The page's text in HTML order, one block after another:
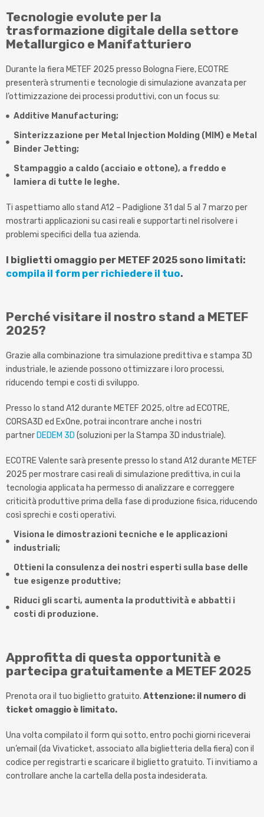
Tecnologie evolute per la
trasformazione digitale della settore
Metallurgico e Manifatturiero
Durante la fiera METEF 2025 presso Bologna Fiere, ECOTRE
presenterà strumenti e tecnologie di simulazione avanzata per
l’ottimizzazione dei processi produttivi, con un focus su:
Additive Manufacturing;
Sinterizzazione per Metal Injection Molding (MIM) e Metal
Binder Jetting;
Stampaggio a caldo (acciaio e ottone), a freddo e
lamiera di tutte le leghe.
Ti aspettiamo allo stand A12 – Padiglione 31 dal 5 al 7 marzo per
mostrarti applicazioni su casi reali e supportarti nel risolvere i
problemi specifici della tua azienda.
I biglietti omaggio per METEF 2025 sono limitati:
compila il form per richiedere il tuo.
Perché visitare il nostro stand a METEF
2025?
Grazie alla combinazione tra simulazione predittiva e stampa 3D
industriale, le aziende possono ottimizzare i loro processi,
riducendo tempi e costi di sviluppo.
Presso lo stand A12 durante METEF 2025, oltre ad ECOTRE,
CORSA3D ed ExOne, potrai incontrare anche i nostri
partner DEDEM 3D (soluzioni per la Stampa 3D industriale).
ECOTRE Valente sarà presente presso lo stand A12 durante METEF
2025 per mostrare casi reali di simulazione predittiva, in cui la
tecnologia applicata ha permesso di analizzare e correggere
criticità produttive prima della fase di produzione fisica, riducendo
così sprechi e costi operativi.
Visiona le dimostrazioni tecniche e le applicazioni
industriali;
Ottieni la consulenza dei nostri esperti sulla base delle
tue esigenze produttive;
Riduci gli scarti, aumenta la produttività e abbatti i
costi di produzione.
Approfitta di questa opportunità e
partecipa gratuitamente a METEF 2025
Prenota ora il tuo biglietto gratuito. Attenzione: il numero di
ticket omaggio è limitato.
Una volta compilato il form qui sotto, entro pochi giorni riceverai
un’email (da Vivaticket, associato alla biglietteria della fiera) con il
codice per registrarti e scaricare il biglietto gratuito. Ti invitiamo a
controllare anche la cartella della posta indesiderata.